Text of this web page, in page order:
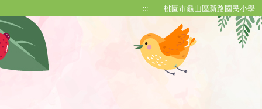
::: 桃園市龜山區新路國民小學